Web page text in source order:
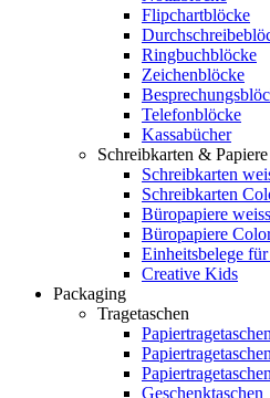
Flipchartblöcke
Ringbuchblöcke
Zeichenblöcke
Telefonblöcke
Kassabücher
Schreibkarten & Papiere
Schreibkarten
Schreibkarten
Büropapiere weiss
Büropapiere
Einheitsbelege
Creative Kids
Packaging
Tragetaschen
Geschenktaschen